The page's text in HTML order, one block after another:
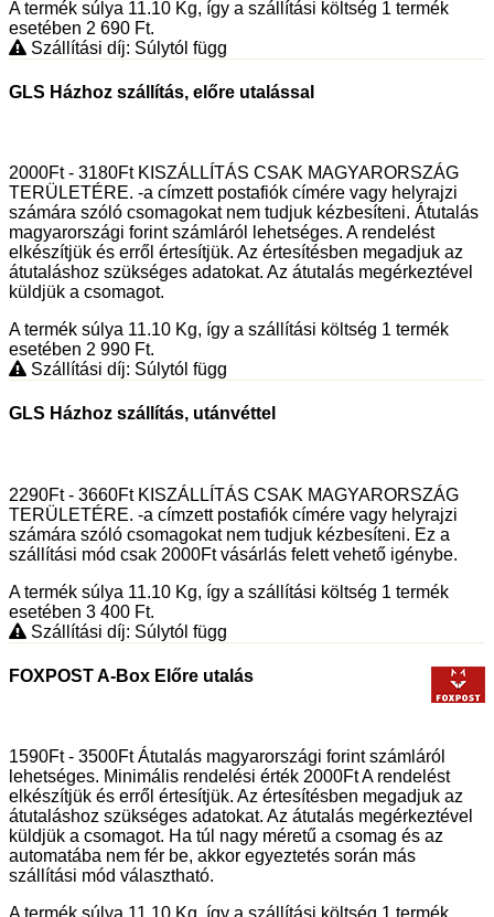
A termék súlya 11.10 Kg, így a szállítási költség 1 termék
esetében 2 690 Ft.
Szállítási díj: Súlytól függ
GLS Házhoz szállítás, előre utalással
2000Ft - 3180Ft KISZÁLLÍTÁS CSAK MAGYARORSZÁG
TERÜLETÉRE. -a címzett postafiók címére vagy helyrajzi
számára szóló csomagokat nem tudjuk kézbesíteni. Átutalás
magyarországi forint számláról lehetséges. A rendelést
elkészítjük és erről értesítjük. Az értesítésben megadjuk az
átutaláshoz szükséges adatokat. Az átutalás megérkeztével
küldjük a csomagot.
A termék súlya 11.10 Kg, így a szállítási költség 1 termék
esetében 2 990 Ft.
Szállítási díj: Súlytól függ
GLS Házhoz szállítás, utánvéttel
2290Ft - 3660Ft KISZÁLLÍTÁS CSAK MAGYARORSZÁG
TERÜLETÉRE. -a címzett postafiók címére vagy helyrajzi
számára szóló csomagokat nem tudjuk kézbesíteni. Ez a
szállítási mód csak 2000Ft vásárlás felett vehető igénybe.
A termék súlya 11.10 Kg, így a szállítási költség 1 termék
esetében 3 400 Ft.
Szállítási díj: Súlytól függ
FOXPOST A-Box Előre utalás
1590Ft - 3500Ft Átutalás magyarországi forint számláról
lehetséges. Minimális rendelési érték 2000Ft A rendelést
elkészítjük és erről értesítjük. Az értesítésben megadjuk az
átutaláshoz szükséges adatokat. Az átutalás megérkeztével
küldjük a csomagot. Ha túl nagy méretű a csomag és az
automatába nem fér be, akkor egyeztetés során más
szállítási mód választható.